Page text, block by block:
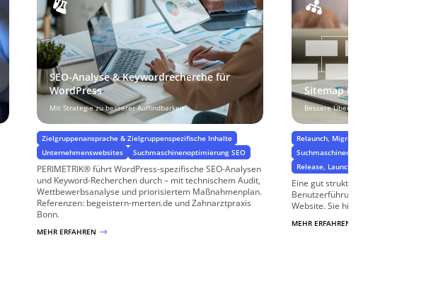
SEO-Analyse & Keywordrecherche für
WordPress
Mit Strategie zu besserer Auffindbarkeit
Zielgruppenansprache & Zielgruppenspezifische Inhalte
Unternehmenswebsites
Suchmaschinenoptimierung SEO
PERIMETRIK® führt WordPress-spezifische SEO-Analysen
und Keyword-Recherchen durch – mit technischem Audit,
Wettbewerbsanalyse und priorisiertem Maßnahmenplan.
Referenzen: begeistern-merten.de und Zahnarztpraxis
Bonn.
MEHR ERFAHREN $
Sitemap für WordPress
Bessere Übersicht für User und
Relaunch, Migration & Website-Umzug
Suchmaschinenoptimierung SEO
Release, Launch und GoLive
Eine gut strukturierte Sitemap ist
Benutzerführung und
Website. Sie hilft Besuchern, sich auf
MEHR ERFAHREN